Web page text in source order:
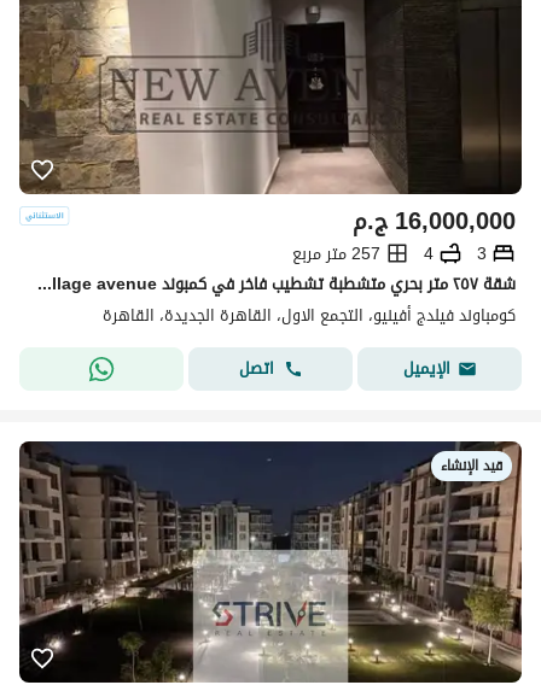
ج.م16,000,000
3
4
257 متر مربع
شقة ٢٥٧ متر بحري متشطبة تشطيب فاخر في كمبوند village avenue لشركة palm hills بافضل سعر
كومباوند فيلدج أفينيو، التجمع الاول، القاهرة الجديدة، القاهرة
الإيميل
اتصل
قيد الإنشاء